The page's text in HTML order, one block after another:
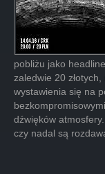
pobliżu jako
zaledwie 20
wystawienia się na
dźwięków
czy nadal są